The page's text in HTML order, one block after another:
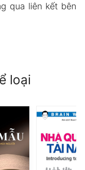
qua liên kết bên
loại